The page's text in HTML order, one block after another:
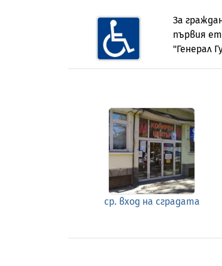
За
първия
"Генерал
ср. вход на сградата